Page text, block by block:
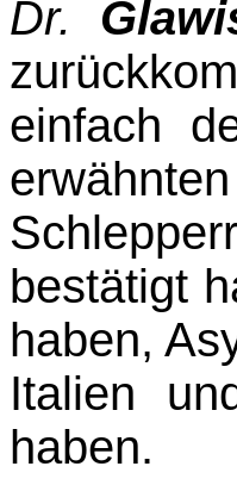
Dr.
einfach
bestätigt
haben,
Italien
haben.